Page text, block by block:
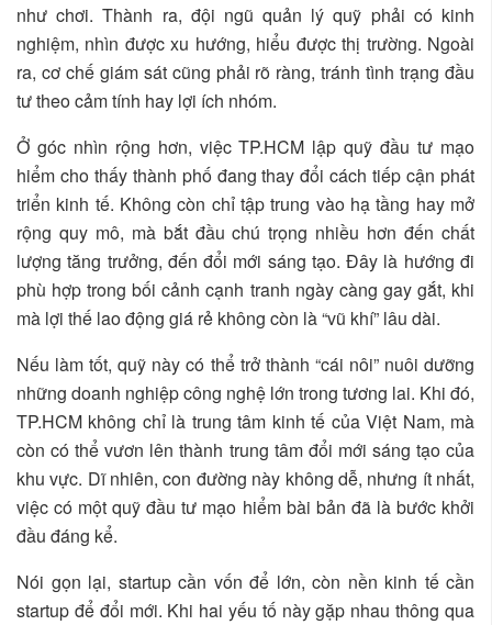
như chơi. Thành ra, đội ngũ quản lý quỹ phải có kinh
nghiệm, nhìn được xu hướng, hiểu được thị trường. Ngoài
ra, cơ chế giám sát cũng phải rõ ràng, tránh tình trạng đầu
tư theo cảm tính hay lợi ích nhóm.
Ở góc nhìn rộng hơn, việc TP.HCM lập quỹ đầu tư mạo
hiểm cho thấy thành phố đang thay đổi cách tiếp cận phát
triển kinh tế. Không còn chỉ tập trung vào hạ tầng hay mở
rộng quy mô, mà bắt đầu chú trọng nhiều hơn đến chất
lượng tăng trưởng, đến đổi mới sáng tạo. Đây là hướng đi
phù hợp trong bối cảnh cạnh tranh ngày càng gay gắt, khi
mà lợi thế lao động giá rẻ không còn là “vũ khí” lâu dài.
Nếu làm tốt, quỹ này có thể trở thành “cái nôi” nuôi dưỡng
những doanh nghiệp công nghệ lớn trong tương lai. Khi đó,
TP.HCM không chỉ là trung tâm kinh tế của Việt Nam, mà
còn có thể vươn lên thành trung tâm đổi mới sáng tạo của
khu vực. Dĩ nhiên, con đường này không dễ, nhưng ít nhất,
việc có một quỹ đầu tư mạo hiểm bài bản đã là bước khởi
đầu đáng kể.
Nói gọn lại, startup cần vốn để lớn, còn nền kinh tế cần
startup để đổi mới. Khi hai yếu tố này gặp nhau thông qua